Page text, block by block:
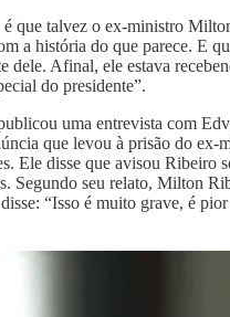
é que talvez o ex-ministro
a história do que parece. E
dele. Afinal, ele estava
do presidente”.
uma entrevista com
que levou à prisão do ex-
Ele disse que avisou Ribeiro
Segundo seu relato, Milton
“Isso é muito grave, é